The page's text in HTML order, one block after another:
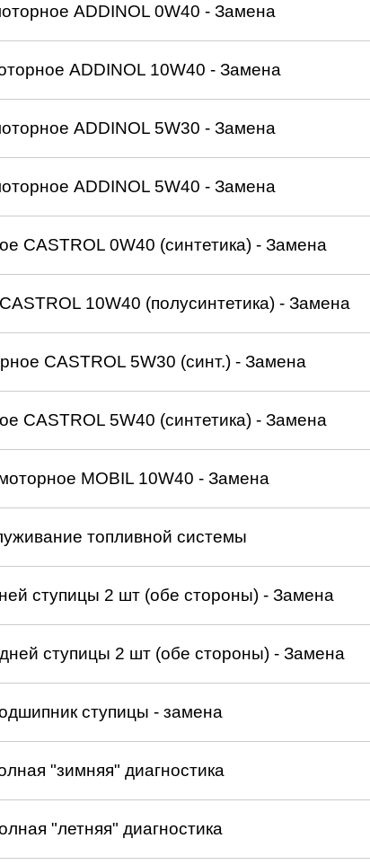
ADDINOL 0W40 - Замена
ADDINOL 10W40 - Замена
ADDINOL 5W30 - Замена
ADDINOL 5W40 - Замена
CASTROL 0W40 (синтетика) - Замена
10W40 (полусинтетика) - Замена
CASTROL 5W30 (синт.) - Замена
CASTROL 5W40 (синтетика) - Замена
MOBIL 10W40 - Замена
топливной системы
ступицы 2 шт (обе стороны) - Замена
ступицы 2 шт (обе стороны) - Замена
ступицы - замена
"зимняя" диагностика
"летняя" диагностика